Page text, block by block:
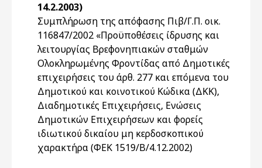
14.2.2003)
Συμπλήρωση της απόφασης Πιβ/Γ.Π. οικ.
116847/2002 «Προϋποθέσεις ίδρυσης και
λειτουργίας Βρεφονηπιακών σταθμών
Ολοκληρωμένης Φροντίδας από Δημοτικές
επιχειρήσεις του άρθ. 277 και επόμενα του
Δημοτικού και κοινοτικού Κώδικα (ΔΚΚ),
Διαδημοτικές Επιχειρήσεις, Ενώσεις
Δημοτικών Επιχειρήσεων και φορείς
ιδιωτικού δικαίου μη κερδοσκοπικού
χαρακτήρα (ΦΕΚ 1519/Β/4.12.2002)